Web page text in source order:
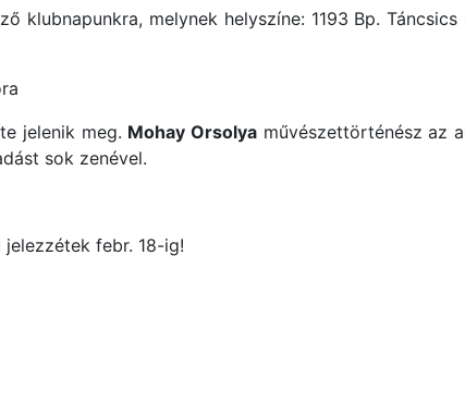
klubnapunkra, melynek helyszíne: 1193 Bp. Táncsics
jelenik meg. Mohay Orsolyaművészettörténész az
sok zenével.
febr. 18-ig!